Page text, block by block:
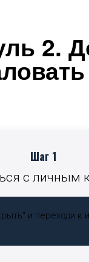
2.
Шаг 1
с личным
и переходи к